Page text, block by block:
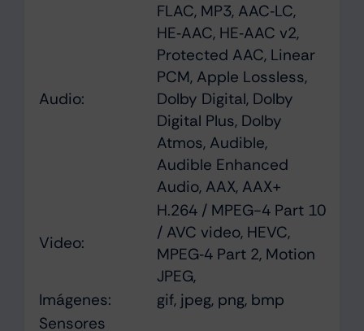
Audio:
FLAC, MP3, AAC‑LC,
HE‑AAC, HE‑AAC v2,
Protected AAC, Linear
PCM, Apple Lossless,
Dolby Digital, Dolby
Digital Plus, Dolby
Atmos, Audible,
Audible Enhanced
Audio, AAX, AAX+
Video:
H.264 / MPEG-4 Part 10
/ AVC video, HEVC,
MPEG‑4 Part 2, Motion
JPEG,
Imágenes:
gif, jpeg, png, bmp
Sensores